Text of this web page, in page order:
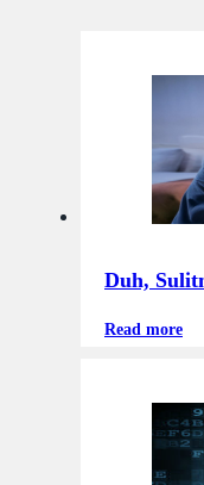
Duh,
Read more